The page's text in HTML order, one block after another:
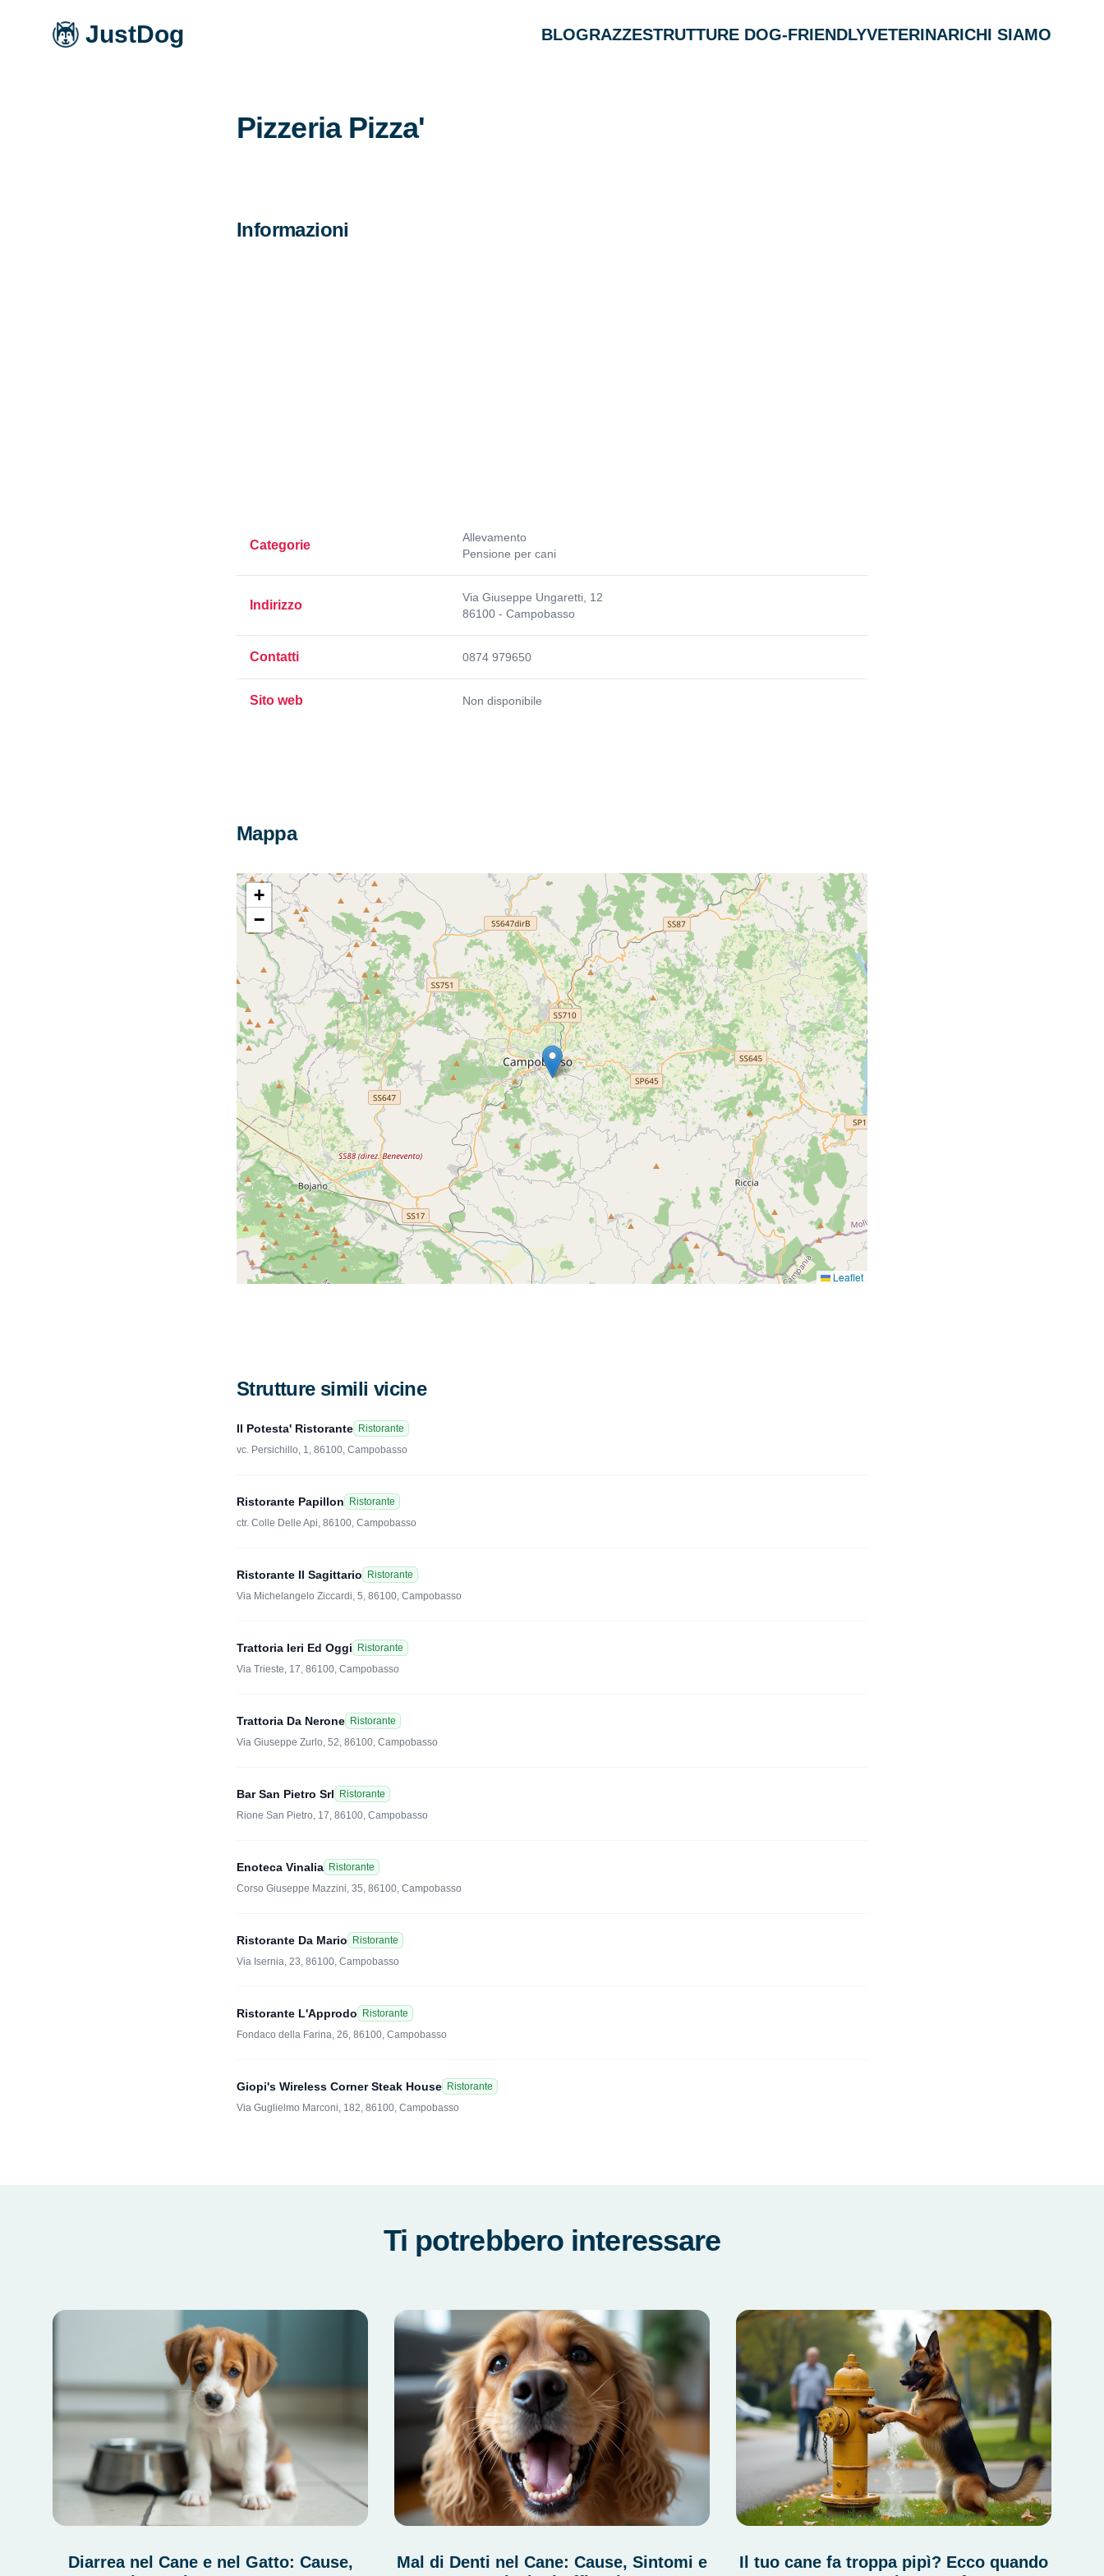
JustDog BLOGRAZZESTRUTTURE DOG-FRIENDLYVETERINARICHI SIAMO
Pizzeria Pizza'
Informazioni
Categorie
Allevamento
Pensione per cani
Indirizzo
Via Giuseppe Ungaretti, 12
86100 - Campobasso
Contatti 0874 979650
Sito web Non disponibile
Mappa
+
−
Leaflet
Strutture simili vicine
Il Potesta' Ristorante Ristorante
vc. Persichillo, 1, 86100, Campobasso
Ristorante Papillon
Ristorante
ctr. Colle Delle Api, 86100, Campobasso
Ristorante Il Sagittario
Ristorante
Via Michelangelo Ziccardi, 5, 86100, Campobasso
Trattoria Ieri Ed Oggi
Ristorante
Via Trieste, 17, 86100, Campobasso
Trattoria Da Nerone Ristorante
Via Giuseppe Zurlo, 52, 86100, Campobasso
Bar San Pietro Srl
Ristorante
Rione San Pietro, 17, 86100, Campobasso
Enoteca Vinalia Ristorante
Corso Giuseppe Mazzini, 35, 86100, Campobasso
Ristorante Da Mario
Ristorante
Via Isernia, 23, 86100, Campobasso
Ristorante L'Approdo
Ristorante
Fondaco della Farina, 26, 86100, Campobasso
Giopi's Wireless Corner Steak House Ristorante
Via Guglielmo Marconi, 182, 86100, Campobasso
Ti potrebbero interessare
Diarrea nel Cane e nel Gatto: Cause,
Mal di Denti nel Cane: Cause, Sintomi e
Il tuo cane fa troppa pipì? Ecco quando